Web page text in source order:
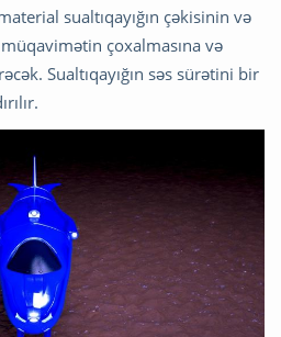
sualtıqayığın çəkisinin və
çoxalmasına və
Sualtıqayığın səs sürətini bir